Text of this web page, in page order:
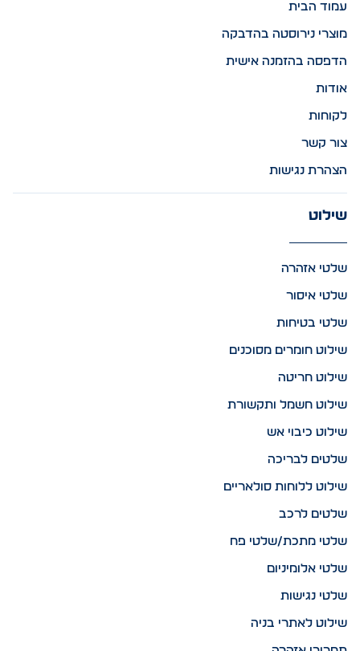
עמוד הבית
מוצרי נירוסטה בהדבקה
הדפסה בהזמנה אישית
אודות
לקוחות
צור קשר
הצהרת נגישות
שילוט
שלטי אזהרה
שלטי איסור
שלטי בטיחות
שילוט חומרים מסוכנים
שילוט חריטה
שילוט חשמל ותקשורת
שילוט כיבוי אש
שלטים לבריכה
שילוט ללוחות סולאריים
שלטים לרכב
שלטי מתכת/שלטי פח
שלטי אלומיניום
שלטי נגישות
שילוט לאתרי בניה